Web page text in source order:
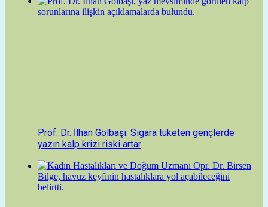
Prof. Dr. İlhan Gölbaşı: Sigara tüketen gençlerde
yazın kalp krizi riski artar